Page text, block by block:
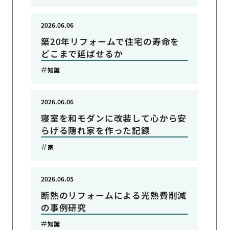
築20年リフォームで住宅の寿命を
どこまで延ばせるか
2026.06.06
知識
寝室を和モダンに改装して心から安
らげる隠れ家を作った記録
2026.06.06
家
断熱のリフォームによる光熱費削減
の事例研究
2026.06.05
知識